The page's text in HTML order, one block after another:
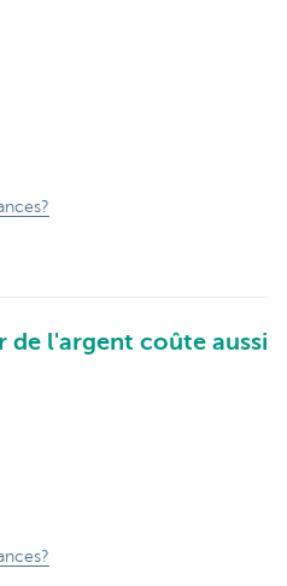
l'argent coûte aussi